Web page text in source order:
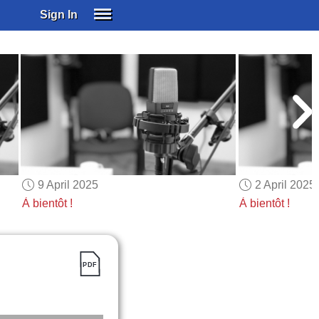
Sign In
SUBSCRIBE
EDUCATIONAL LICENSES
GIFT CARDS
OTHER LANGUAGES
ABOUT US
ALEXA
9 April 2025
À bientôt !
2 April 2025
À bientôt !